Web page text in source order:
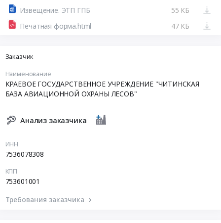
Извещение. ЭТП ГПБ
55 КБ
Печатная форма.html
47 КБ
Заказчик
Наименование
КРАЕВОЕ ГОСУДАРСТВЕННОЕ УЧРЕЖДЕНИЕ "ЧИТИНСКАЯ
БАЗА АВИАЦИОННОЙ ОХРАНЫ ЛЕСОВ"
Анализ заказчика
ИНН
7536078308
КПП
753601001
Требования заказчика